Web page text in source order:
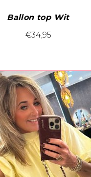
Ballon top Wit
€34,95
Dit
meerdere
variaties.
Deze
optie
kan
gekozen
worden
op